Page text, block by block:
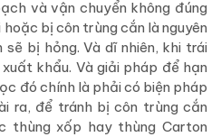
và vận chuyển không đúng
bị côn trùng cắn là nguyên
sẽ bị hỏng. Và dĩ nhiên, khi trái
khẩu. Và giải pháp để hạn
đó chính là phải có biện pháp
ra, để tránh bị côn trùng cắn
thùng xốp hay thùng Carton